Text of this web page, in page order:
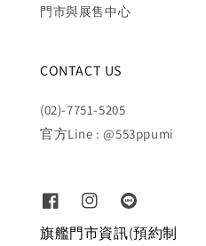
門市與展售中心
CONTACT US
(02)-7751-5205
官方Line : @553ppumi
旗艦門市資訊(預約制